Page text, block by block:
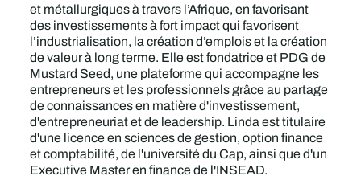
et métallurgiques à travers l’Afrique, en favorisant
des investissements à fort impact qui favorisent
l’industrialisation, la création d’emplois et la création
de valeur à long terme. Elle est fondatrice et PDG de
Mustard Seed, une plateforme qui accompagne les
entrepreneurs et les professionnels grâce au partage
de connaissances en matière d'investissement,
d'entrepreneuriat et de leadership. Linda est titulaire
d'une licence en sciences de gestion, option finance
et comptabilité, de l'université du Cap, ainsi que d'un
Executive Master en finance de l'INSEAD.